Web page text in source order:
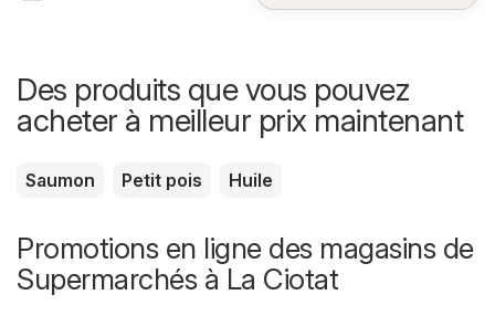
Des produits que vous pouvez
acheter à meilleur prix maintenant
Saumon Petit pois Huile
Promotions en ligne des magasins de
Supermarchés à La Ciotat